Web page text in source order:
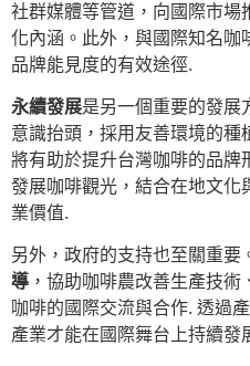
社群媒體等管道，向國際市場
化內涵。此外，與國際知名咖
品牌能見度的有效途徑.
永續發展是另一個重要的發展
意識抬頭，採用友善環境的種
將有助於提升台灣咖啡的品牌
發展咖啡觀光，結合在地文化
業價值.
另外，政府的支持也至關重要
導 ，協助咖啡農改善生產技
咖啡的國際交流與合作. 透過
產業才能在國際舞台上持續發